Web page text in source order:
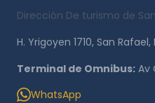
Dirección De turismo de
H. Yrigoyen 1710, San
Terminal de Omnibus: Av
WhatsApp